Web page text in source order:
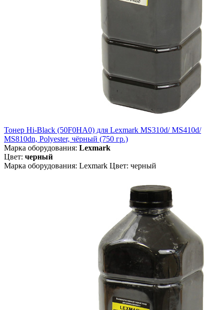
Тонер Hi-Black (50F0HA0) для Lexmark MS310d/ MS410d/
MS810dn, Polyester, чёрный (750 гр.)
Марка оборудования: Lexmark
Цвет: черный
Марка оборудования: Lexmark Цвет: черный